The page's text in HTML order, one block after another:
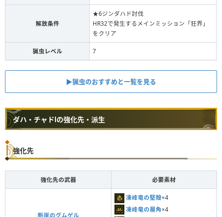
解放条件
★6ジンダハド討伐
HR32で発生するメインミッション「狂界」
をクリア
猟虫レベル 7
▶︎猟虫のおすすめと一覧を見る
ダハ・チャドⅠの強化先・派生
強化先
強化先の武器 必要素材
断崖のグムゲル
凍峰竜の堅殻×4
凍峰竜の層角×4